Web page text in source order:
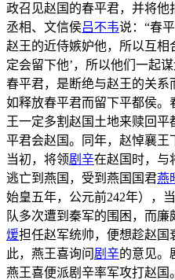
政召见赵国的春平君，并将他
丞相、文信侯吕不韦说：“春
赵王的近侍嫉妒他，所以互相
定会留下他’，所以他们一起
春平君，是断绝与赵王的关
如释放春平君而留下平都侯
王一定多割赵国土地来赎回平
平君会赵国。同年，赵悼襄王
当初，将领剧辛在赵国时，与
逃亡到燕国，受到燕国国君燕
始皇五年，公元前242年），
队多次遭到秦军的围困，而
煖担任赵军统帅，便想趁赵国
此，燕王喜询问 剧辛的意见。
燕王喜便派剧辛率军攻打赵